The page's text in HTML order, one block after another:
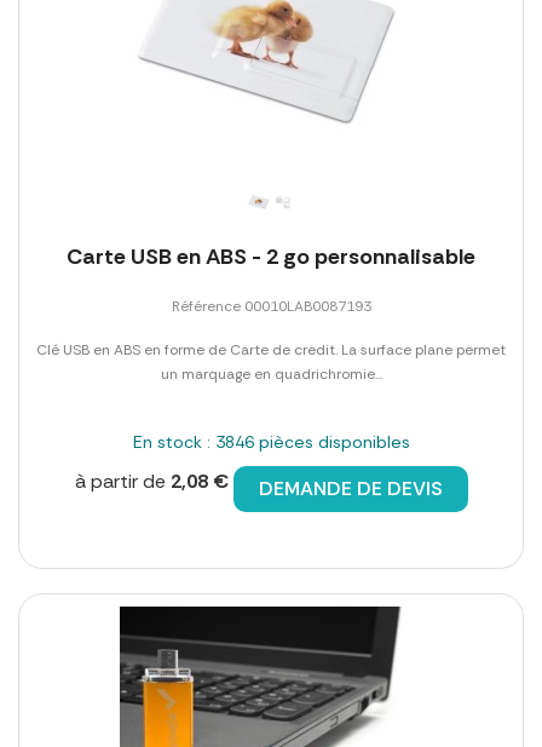
Carte USB en ABS - 2 go personnalisable
Référence 00010LAB0087193
Clé USB en ABS en forme de Carte de credit. La surface plane permet
un marquage en quadrichromie...
En stock : 3846 pièces disponibles
à partir de 2,08 € DEMANDE DE DEVIS